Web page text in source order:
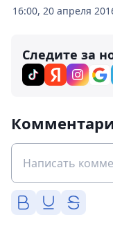
16:00, 20 апреля
Следите за